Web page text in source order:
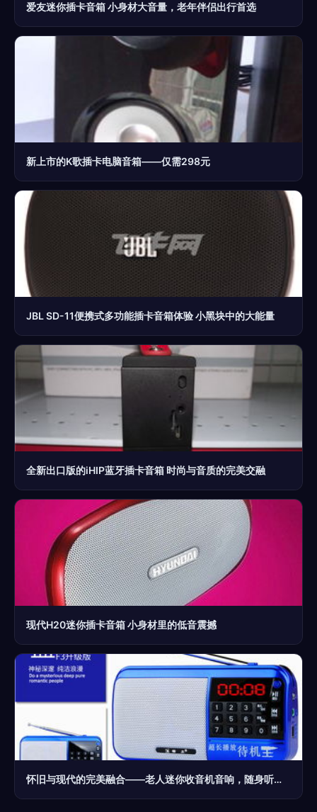
爱友迷你插卡音箱 小身材大音量，老年伴侣出行首选
新上市的K歌插卡电脑音箱——仅需298元
JBL SD-11便携式多功能插卡音箱体验 小黑块中的大能量
全新出口版的iHIP蓝牙插卡音箱 时尚与音质的完美交融
现代H20迷你插卡音箱 小身材里的低音震撼
怀旧与现代的完美融合——老人迷你收音机音响，随身听的智慧选择